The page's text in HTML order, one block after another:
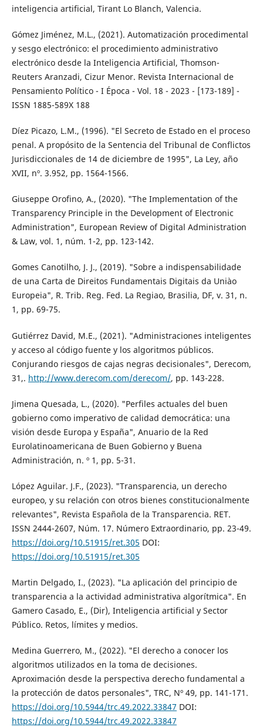
inteligencia artificial, Tirant Lo Blanch, Valencia.
Gómez Jiménez, M.L., (2021). Automatización procedimental
y sesgo electrónico: el procedimiento administrativo
electrónico desde la Inteligencia Artificial, Thomson-
Reuters Aranzadi, Cizur Menor. Revista Internacional de
Pensamiento Político - I Época - Vol. 18 - 2023 - [173-189] -
ISSN 1885-589X 188
Díez Picazo, L.M., (1996). "El Secreto de Estado en el proceso
penal. A propósito de la Sentencia del Tribunal de Conflictos
Jurisdiccionales de 14 de diciembre de 1995", La Ley, año
XVII, nº. 3.952, pp. 1564-1566.
Giuseppe Orofino, A., (2020). "The Implementation of the
Transparency Principle in the Development of Electronic
Administration", European Review of Digital Administration
& Law, vol. 1, núm. 1-2, pp. 123-142.
Gomes Canotilho, J. J., (2019). "Sobre a indispensabilidade
de una Carta de Direitos Fundamentais Digitais da Uniào
Europeia", R. Trib. Reg. Fed. La Regiao, Brasilia, DF, v. 31, n.
1, pp. 69-75.
Gutiérrez David, M.E., (2021). "Administraciones inteligentes
y acceso al código fuente y los algoritmos públicos.
Conjurando riesgos de cajas negras decisionales", Derecom,
31,. http://www.derecom.com/derecom/, pp. 143-228.
Jimena Quesada, L., (2020). "Perfiles actuales del buen
gobierno como imperativo de calidad democrática: una
visión desde Europa y España", Anuario de la Red
Eurolatinoamericana de Buen Gobierno y Buena
Administración, n. º 1, pp. 5-31.
López Aguilar. J.F., (2023). "Transparencia, un derecho
europeo, y su relación con otros bienes constitucionalmente
relevantes", Revista Española de la Transparencia. RET.
ISSN 2444-2607, Núm. 17. Número Extraordinario, pp. 23-49.
https://doi.org/10.51915/ret.305 DOI:
https://doi.org/10.51915/ret.305
Martin Delgado, I., (2023). "La aplicación del principio de
transparencia a la actividad administrativa algorítmica". En
Gamero Casado, E., (Dir), Inteligencia artificial y Sector
Público. Retos, límites y medios.
Medina Guerrero, M., (2022). "El derecho a conocer los
algoritmos utilizados en la toma de decisiones.
Aproximación desde la perspectiva derecho fundamental a
la protección de datos personales", TRC, Nº 49, pp. 141-171.
https://doi.org/10.5944/trc.49.2022.33847 DOI:
https://doi.org/10.5944/trc.49.2022.33847